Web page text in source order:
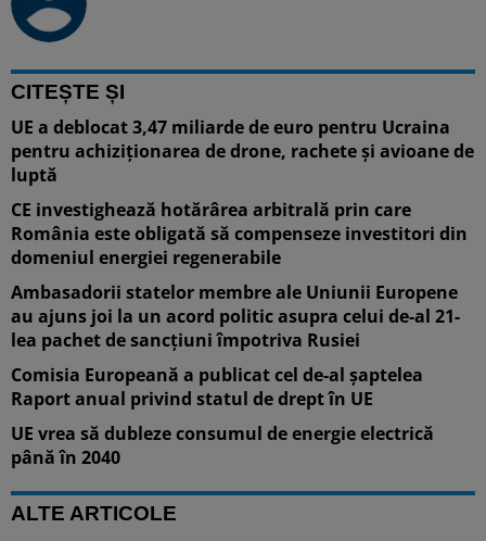
CITEȘTE ȘI
UE a deblocat 3,47 miliarde de euro pentru Ucraina
pentru achiziţionarea de drone, rachete şi avioane de
luptă
CE investighează hotărârea arbitrală prin care
România este obligată să compenseze investitori din
domeniul energiei regenerabile
Ambasadorii statelor membre ale Uniunii Europene
au ajuns joi la un acord politic asupra celui de-al 21-
lea pachet de sancțiuni împotriva Rusiei
Comisia Europeană a publicat cel de-al șaptelea
Raport anual privind statul de drept în UE
UE vrea să dubleze consumul de energie electrică
până în 2040
ALTE ARTICOLE